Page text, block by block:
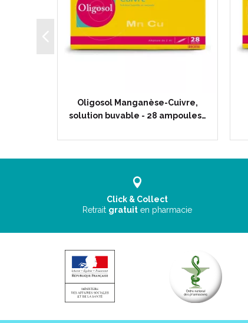
Oligosol Manganèse-Cuivre,
solution buvable - 28 ampoules…
Click & Collect
Retrait gratuit en pharmacie